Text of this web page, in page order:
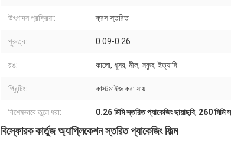
উৎপাদন প্রক্রিয়া: ক্রস স্তরিত
পুরুত্ব: 0.09-0.26
রঙ: কালো, ধূসর, নীল, সবুজ, ইত্যাদি
প্রিন্টিং: কাস্টমাইজ করা যায়
বিশেষভাবে তুলে ধরা: 0.26 মিমি স্তরিত প্যাকেজিং ছায়াছবি, 260 মিমি
বিস্ফোরক কার্তুজ অ্যাপ্লিকেশন স্তরিত প্যাকেজিং ফিল্ম